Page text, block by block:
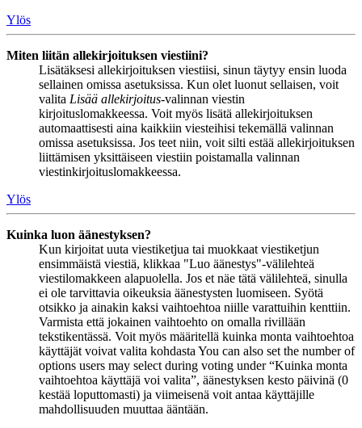
Ylös
Miten liitän allekirjoituksen viestiini?
Lisätäksesi allekirjoituksen viestiisi, sinun täytyy ensin luoda
sellainen omissa asetuksissa. Kun olet luonut sellaisen, voit
valita Lisää allekirjoitus-valinnan viestin
kirjoituslomakkeessa. Voit myös lisätä allekirjoituksen
automaattisesti aina kaikkiin viesteihisi tekemällä valinnan
omissa asetuksissa. Jos teet niin, voit silti estää allekirjoituksen
liittämisen yksittäiseen viestiin poistamalla valinnan
viestinkirjoituslomakkeessa.
Ylös
Kuinka luon äänestyksen?
Kun kirjoitat uuta viestiketjua tai muokkaat viestiketjun
ensimmäistä viestiä, klikkaa "Luo äänestys"-välilehteä
viestilomakkeen alapuolella. Jos et näe tätä välilehteä, sinulla
ei ole tarvittavia oikeuksia äänestysten luomiseen. Syötä
otsikko ja ainakin kaksi vaihtoehtoa niille varattuihin kenttiin.
Varmista että jokainen vaihtoehto on omalla rivillään
tekstikentässä. Voit myös määritellä kuinka monta vaihtoehtoa
käyttäjät voivat valita kohdasta You can also set the number of
options users may select during voting under “Kuinka monta
vaihtoehtoa käyttäjä voi valita”, äänestyksen kesto päivinä (0
kestää loputtomasti) ja viimeisenä voit antaa käyttäjille
mahdollisuuden muuttaa ääntään.